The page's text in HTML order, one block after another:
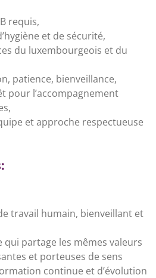
requis,
et de sécurité,
du luxembourgeois et du
patience, bienveillance,
pour l’accompagnement
et approche respectueuse
travail humain, bienveillant et
qui partage les mêmes valeurs
et porteuses de sens
continue et d’évolution